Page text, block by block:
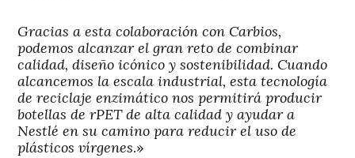
Gracias a esta colaboración con Carbios,
podemos alcanzar el gran reto de combinar
calidad, diseño icónico y sostenibilidad. Cuando
alcancemos la escala industrial, esta tecnología
de reciclaje enzimático nos permitirá producir
botellas de rPET de alta calidad y ayudar a
Nestlé en su camino para reducir el uso de
plásticos vírgenes.»